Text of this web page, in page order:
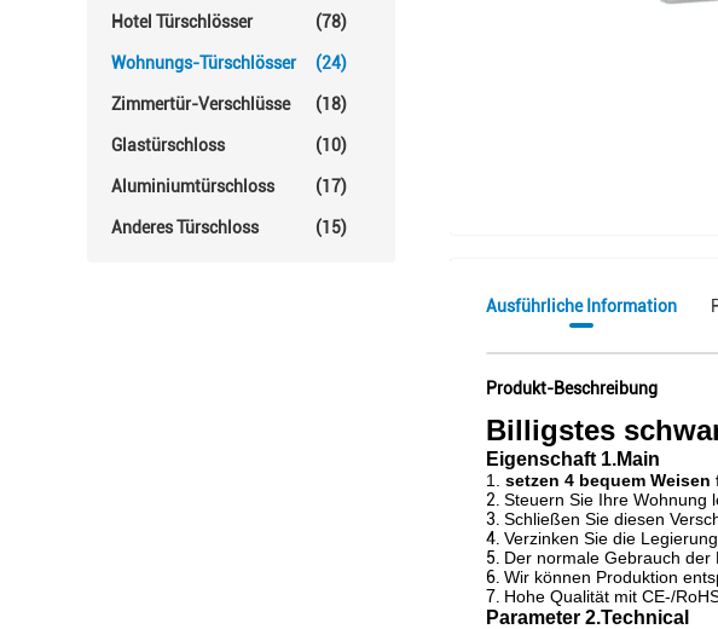
Hotel Türschlösser (78)
Wohnungs-Türschlösser (24)
Zimmertür-Verschlüsse (18)
Glastürschloss (10)
Aluminiumtürschloss (17)
Anderes Türschloss (15)
Ausführliche Information
Produkt-Beschreibung
Billigstes
Eigenschaft 1.Main
1. setzen 4 bequem Weisen
2. Steuern Sie Ihre Wohnung
3. Schließen Sie diesen
4. Verzinken Sie die
5. Der normale Gebrauch
6. Wir können Produktion
7. Hohe Qualität mit CE-/
Parameter 2.Technical